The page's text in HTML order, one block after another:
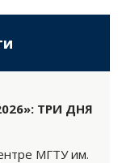
ТРИ ДНЯ
МГТУ им.